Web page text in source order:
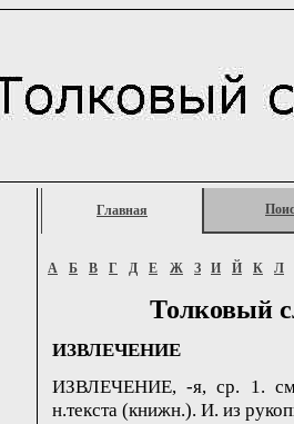
Главная
А Б В Г Д Е Ж З И Й К Л
Толковый
ИЗВЛЕЧЕНИЕ
ИЗВЛЕЧЕНИЕ, -я, ср. 1. см.
н.текста (книжн.). И. из